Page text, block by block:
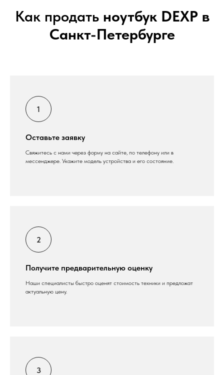
Как продать ноутбук DEXP в
Санкт-Петербурге
Оставьте заявку
Свяжитесь с нами через форму на сайте, по телефону или в
мессенджере. Укажите модель устройства и его состояние.
Получите предварительную оценку
Наши специалисты быстро оценят стоимость техники и предложат
актуальную цену.